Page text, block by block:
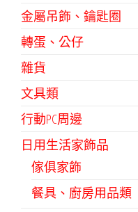
金屬吊飾、鑰匙圈
轉蛋、公仔
雜貨
文具類
行動PC周邊
日用生活家飾品
傢俱家飾
餐具、廚房用品類